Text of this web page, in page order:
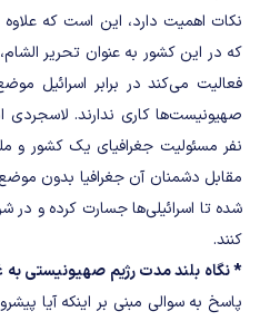
نکات اهمیت دارد، این است که
که در این کشور به عنوان تحریر
فعالیت می‌کند در برابر اسرائیل
صهیونیست‌ها کاری ندارند. لاسجردی
نفر مسئولیت جغرافیای یک کشور و
مقابل دشمنان آن جغرافیا بدون
شده تا اسرائیلی‌ها جسارت کرده و در
کنند.
* نگاه بلند مدت رژیم صهیونیستی به
پاسخ به سوالی مبنی بر اینکه آیا